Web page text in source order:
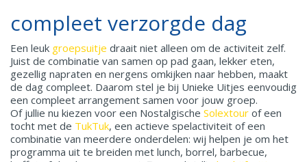
compleet verzorgde dag
Een leuk groepsuitje draait niet alleen om de activiteit zelf.
Juist de combinatie van samen op pad gaan, lekker eten,
gezellig napraten en nergens omkijken naar hebben, maakt
de dag compleet. Daarom stel je bij Unieke Uitjes eenvoudig
een compleet arrangement samen voor jouw groep.
Of jullie nu kiezen voor een Nostalgische Solextour of een
tocht met de TukTuk, een actieve spelactiviteit of een
combinatie van meerdere onderdelen: wij helpen je om het
programma uit te breiden met lunch, borrel, barbecue,